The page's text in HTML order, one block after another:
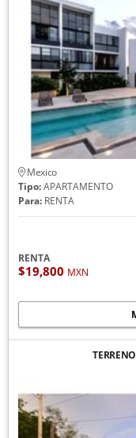
Mexico
Tipo:APARTAMENTO
Para:RENTA
RENTA
$19,800 MXN